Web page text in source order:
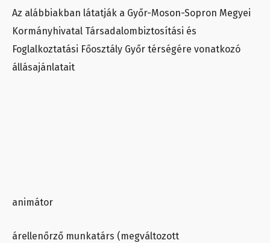
Az alábbiakban látatják a Győr-Moson-Sopron Megyei
Kormányhivatal Társadalombiztosítási és
Foglalkoztatási Főosztály Győr térségére vonatkozó
állásajánlatait
animátor
árellenőrző munkatárs (megváltozott